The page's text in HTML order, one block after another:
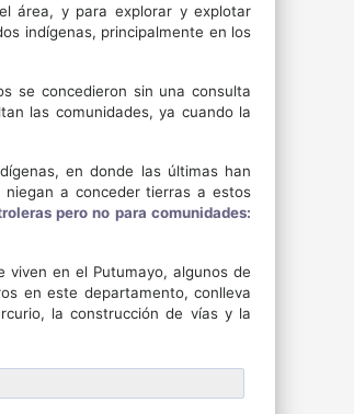
área, y para explorar y explotar
indígenas, principalmente en los
se concedieron sin una consulta
las comunidades, ya cuando la
en donde las últimas han
a conceder tierras a estos
pero no para comunidades:
viven en el Putumayo, algunos de
en este departamento, conlleva
la construcción de vías y la